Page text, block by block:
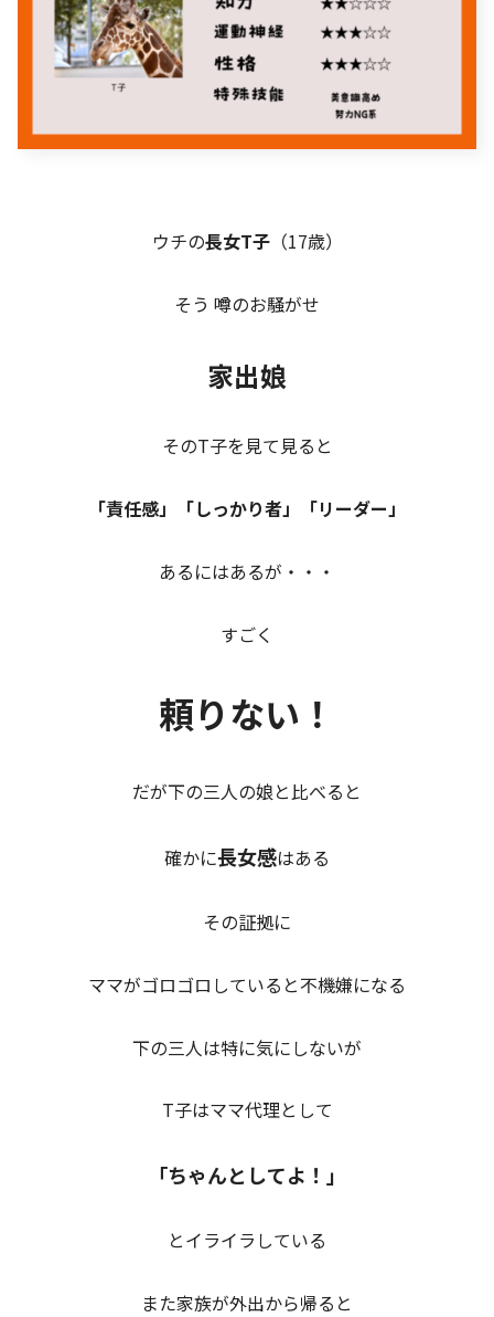
ウチの長女T子（17歳）
そう 噂のお騒がせ
家出娘
そのT子を見て見ると
「責任感」「しっかり者」「リーダー」
あるにはあるが・・・
すごく
頼りない！
だが下の三人の娘と比べると
確かに長女感はある
その証拠に
ママがゴロゴロしていると不機嫌になる
下の三人は特に気にしないが
T子はママ代理として
「ちゃんとしてよ！」
とイライラしている
また家族が外出から帰ると